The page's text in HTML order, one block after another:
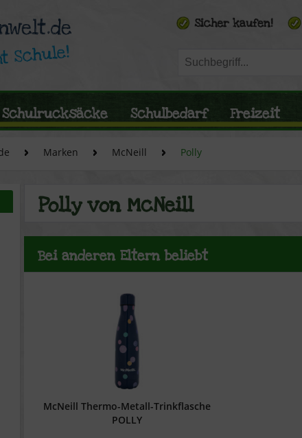
Schulrucksäcke Schulbedarf Freizeit
Marken McNeill Polly
Polly von McNeill
Bei anderen Eltern beliebt
McNeill Thermo-Metall-Trinkflasche
POLLY